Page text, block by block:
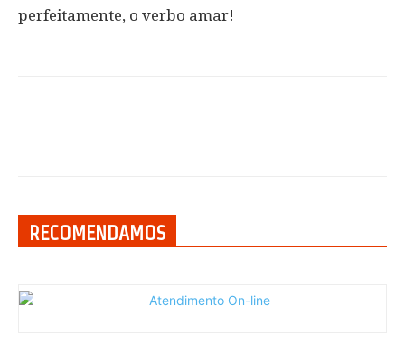
perfeitamente, o verbo amar!
RECOMENDAMOS